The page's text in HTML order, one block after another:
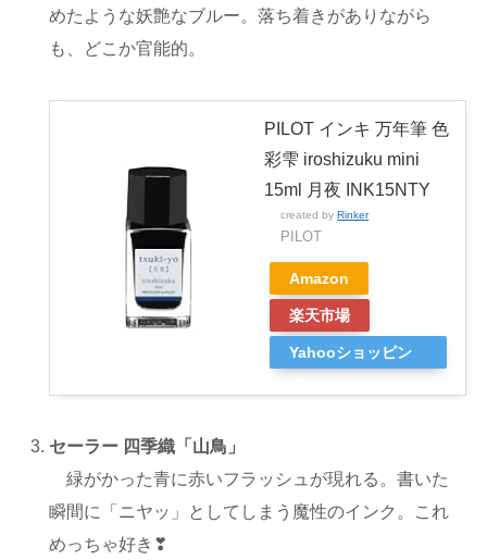
めたような妖艶なブルー。落ち着きがありながら
も、どこか官能的。
PILOT インキ 万年筆 色
彩雫 iroshizuku mini
15ml 月夜 INK15NTY
created byRinker
PILOT
Amazon
楽天市場
Yahooショッピン
セーラー 四季織「山鳥」
緑がかった青に赤いフラッシュが現れる。書いた
瞬間に「ニヤッ」としてしまう魔性のインク。これ
めっちゃ好き❣